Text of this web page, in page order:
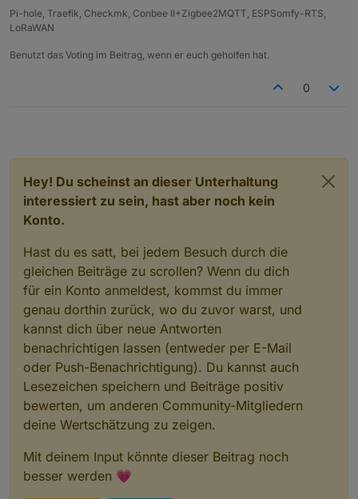
Pi-hole, Traefik, Checkmk, Conbee II+Zigbee2MQTT, ESPSomfy-RTS,
LoRaWAN
Benutzt das Voting im Beitrag, wenn er euch geholfen hat.
0
Hey! Du scheinst an dieser Unterhaltung
interessiert zu sein, hast aber noch kein
Konto.
Hast du es satt, bei jedem Besuch durch die
gleichen Beiträge zu scrollen? Wenn du dich
für ein Konto anmeldest, kommst du immer
genau dorthin zurück, wo du zuvor warst, und
kannst dich über neue Antworten
benachrichtigen lassen (entweder per E-Mail
oder Push-Benachrichtigung). Du kannst auch
Lesezeichen speichern und Beiträge positiv
bewerten, um anderen Community-Mitgliedern
deine Wertschätzung zu zeigen.
Mit deinem Input könnte dieser Beitrag noch
besser werden 💗